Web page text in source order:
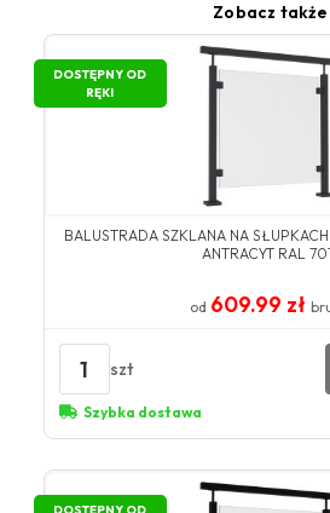
Zobacz także
DOSTĘPNY OD
RĘKI
BALUSTRADA SZKLANA NA
ANTRACYT RAL
od 609.99 zł
1 szt
Szybka dostawa